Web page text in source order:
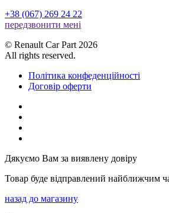
+38 (067) 269 24 22
передзвонити менi
© Renault Car Part 2026
All rights reserved.
Політика конфеденційності
Договір оферти
Дякуємо Вам за виявлену довіру
Товар буде відправлений найближчим
назад до магазину